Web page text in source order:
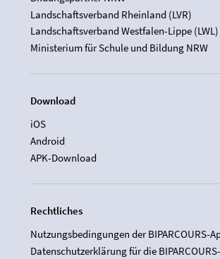
Landschaftsverband Rheinland (LVR)
Landschaftsverband Westfalen-Lippe (LWL)
Ministerium für Schule und Bildung NRW
Download
iOS
Android
APK-Download
Rechtliches
Nutzungsbedingungen der BIPARCOURS-
Datenschutzerklärung für die